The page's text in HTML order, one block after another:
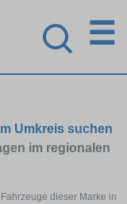
☰
Umkreis suchen
im regionalen
dieser Marke in